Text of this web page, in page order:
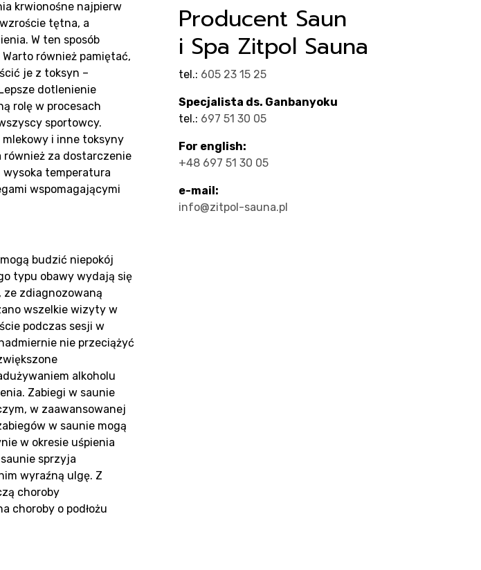
krwionośne najpierw
tętna, a
W ten sposób
również pamiętać,
je z toksyn –
dotlenienie
rolę w procesach
sportowcy.
i inne toksyny
również za dostarczenie
temperatura
wspomagającymi
budzić niepokój
typu obawy wydają się
ze zdiagnozowaną
wszelkie wizyty w
podczas sesji w
nie przeciążyć
alkoholu
Zabiegi w saunie
w zaawansowanej
w saunie mogą
w okresie uśpienia
sprzyja
wyraźną ulgę. Z
choroby
choroby o podłożu
Producent Saun
i Spa Zitpol Sauna
tel.: 605 23 15 25
Specjalista ds. Ganbanyoku
tel.: 697 51 30 05
For english:
+48 697 51 30 05
e-mail:
info@zitpol-sauna.pl